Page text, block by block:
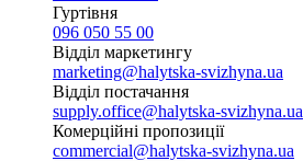
Гуртівня
096 050 55 00
Відділ маркетингу
marketing@halytska-svizhyna.ua
Відділ постачання
supply.office@halytska-svizhyna.ua
Комерційні пропозиції
commercial@halytska-svizhyna.ua